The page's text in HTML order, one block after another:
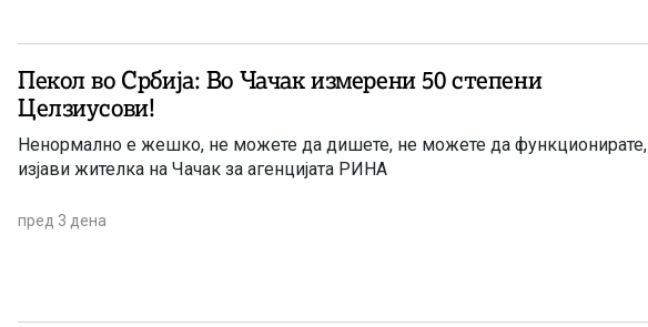
Пекол во Србија: Во Чачак измерени 50 степени
Целзиусови!
Ненормално е жешко, не можете да дишете, не можете да функционирате,
изјави жителка на Чачак за агенцијата РИНА
пред 3 дена